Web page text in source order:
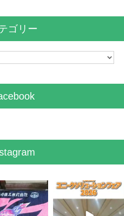
ゴリー
7月 28
8 0
7月 27
7